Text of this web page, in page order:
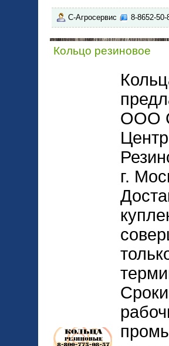
С-Агросервис 8-8652-50-
Кольцо резиновое
ООО
г.